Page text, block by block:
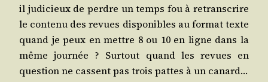
il judi­cieux de perdre un temps fou à retrans­crire
le conte­nu des revues dis­po­nibles au for­mat texte
quand je peux en mettre 8 ou 10 en ligne dans la
même jour­née ? Sur­tout quand les revues en
ques­tion ne cassent pas trois pattes à un canard…